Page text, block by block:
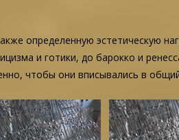
определенную эстетическую
и готики, до барокко и
чтобы они вписывались в